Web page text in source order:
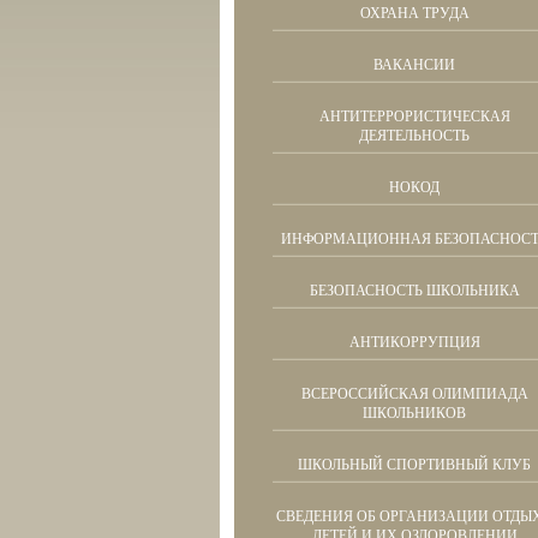
ОХРАНА ТРУДА
ВАКАНСИИ
АНТИТЕРРОРИСТИЧЕСКАЯ
ДЕЯТЕЛЬНОСТЬ
НОКОД
ИНФОРМАЦИОННАЯ
БЕЗОПАСНОСТЬ ШКОЛЬНИКА
АНТИКОРРУПЦИЯ
ВСЕРОССИЙСКАЯ ОЛИМПИАДА
ШКОЛЬНИКОВ
ШКОЛЬНЫЙ СПОРТИВНЫЙ КЛУБ
СВЕДЕНИЯ ОБ ОРГАНИЗАЦИИ